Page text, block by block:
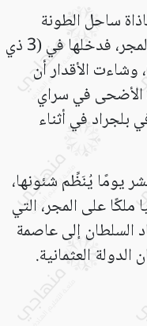
ساحل الطونة
الغربي، حتى بلغ بودابست عاصمة المجر، فدخلها في (3 ذي
10 سبتمبر 1526م)، وشاءت الأقدار أن
الأضحى في سراي
بلجراد في أثناء
يومًا يُنَظِّم شئونها،
ملكًا على المجر، التي
السلطان إلى عاصمة
العثمانية.